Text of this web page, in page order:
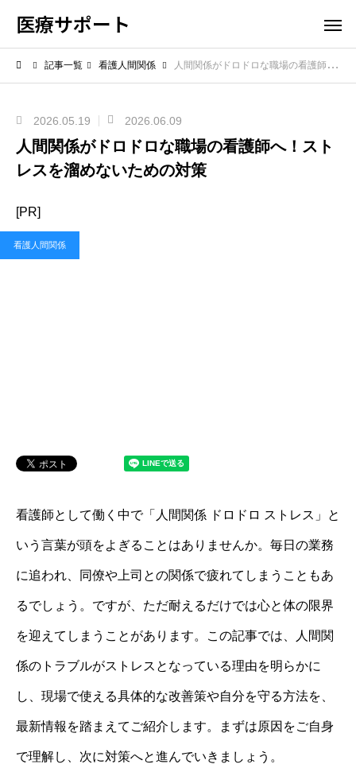
医療サポート
記事一覧 看護人間関係 人間関係がドロドロな職場の看護師へ！ストレスを溜めないための対策
2026.05.19 2026.06.09
人間関係がドロドロな職場の看護師へ！スト
レスを溜めないための対策
[PR]
看護人間関係
看護師として働く中で「人間関係 ドロドロ ストレス」と
いう言葉が頭をよぎることはありませんか。毎日の業務
に追われ、同僚や上司との関係で疲れてしまうこともあ
るでしょう。ですが、ただ耐えるだけでは心と体の限界
を迎えてしまうことがあります。この記事では、人間関
係のトラブルがストレスとなっている理由を明らかに
し、現場で使える具体的な改善策や自分を守る方法を、
最新情報を踏まえてご紹介します。まずは原因をご自身
で理解し、次に対策へと進んでいきましょう。